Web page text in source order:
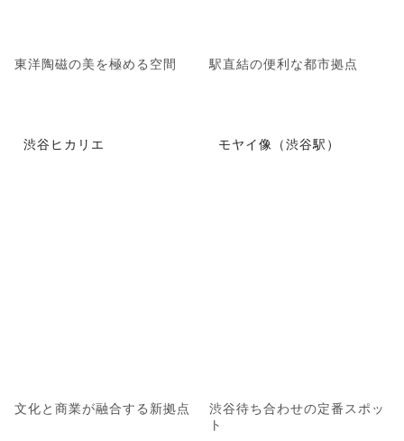
東洋陶磁の美を極める空間 駅直結の便利な都市拠点
渋谷ヒカリエ
文化と商業が融合する新拠点
モヤイ像（渋谷駅）
渋谷待ち合わせの定番スポッ
ト